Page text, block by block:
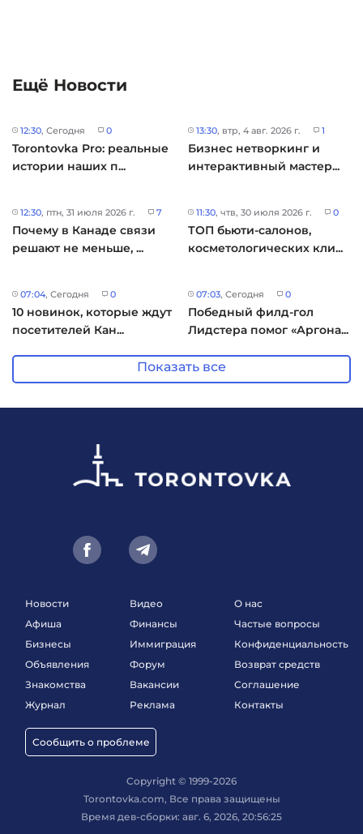
Ещё Новости
12:30, Сегодня 0
Torontovka Pro: реальные
истории наших п...
13:30, втр, 4 авг. 2026 г. 1
Бизнес нетворкинг и
интерактивный мастер...
12:30, птн, 31 июля 2026 г. 7
Почему в Канаде связи
решают не меньше, ...
11:30, чтв, 30 июля 2026 г. 0
ТОП бьюти-салонов,
косметологических кли...
07:04, Сегодня 0
10 новинок, которые ждут
посетителей Кан...
07:03, Сегодня 0
Победный филд-гол
Лидстера помог «Аргона...
Показать все
Новости
Афиша
Бизнесы
Объявления
Знакомства
Журнал
Сообщить о проблеме
Видео
Финансы
Иммиграция
Форум
Вакансии
Реклама
О нас
Частые вопросы
Конфиденциальность
Возврат средств
Соглашение
Контакты
Copyright © 1999-2026
Torontovka.com, Все права защищены
Время дев-сборки: авг. 6, 2026, 20:56:25